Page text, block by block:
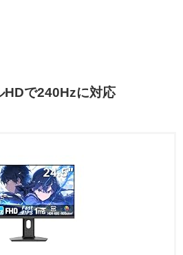
HDで240Hzに対応